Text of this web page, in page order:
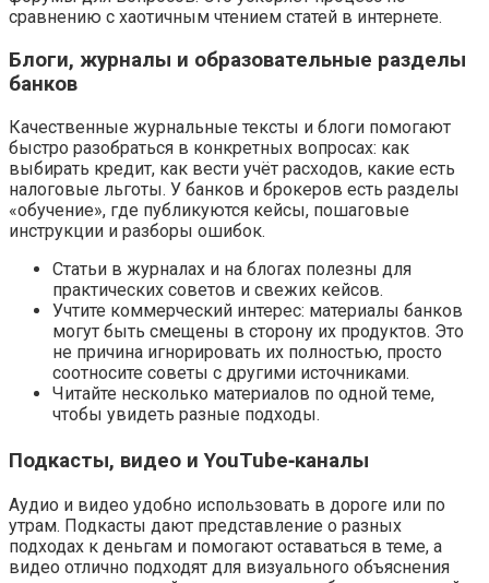
сравнению с хаотичным чтением статей в интернете.
Блоги, журналы и образовательные разделы
банков
Качественные журнальные тексты и блоги помогают
быстро разобраться в конкретных вопросах: как
выбирать кредит, как вести учёт расходов, какие есть
налоговые льготы. У банков и брокеров есть разделы
«обучение», где публикуются кейсы, пошаговые
инструкции и разборы ошибок.
Статьи в журналах и на блогах полезны для
практических советов и свежих кейсов.
Учтите коммерческий интерес: материалы банков
могут быть смещены в сторону их продуктов. Это
не причина игнорировать их полностью, просто
соотносите советы с другими источниками.
Читайте несколько материалов по одной теме,
чтобы увидеть разные подходы.
Подкасты, видео и YouTube‑каналы
Аудио и видео удобно использовать в дороге или по
утрам. Подкасты дают представление о разных
подходах к деньгам и помогают оставаться в теме, а
видео отлично подходят для визуального объяснения